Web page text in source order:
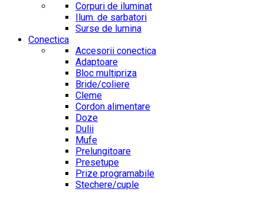
Corpuri de iluminat
Ilum. de sarbatori
Surse de lumina
Conectica
Accesorii conectica
Adaptoare
Bloc multipriza
Bride/coliere
Cleme
Cordon alimentare
Doze
Dulii
Mufe
Prelungitoare
Presetupe
Prize programabile
Stechere/cuple